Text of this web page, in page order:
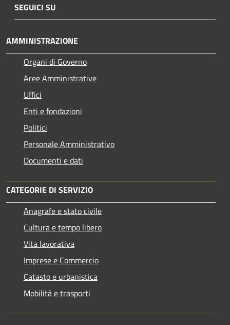
SEGUICI SU
AMMINISTRAZIONE
Organi di Governo
Aree Amministrative
Uffici
Enti e fondazioni
Politici
Personale Amministrativo
Documenti e dati
CATEGORIE DI SERVIZIO
Anagrafe e stato civile
Cultura e tempo libero
Vita lavorativa
Imprese e Commercio
Catasto e urbanistica
Mobilità e trasporti